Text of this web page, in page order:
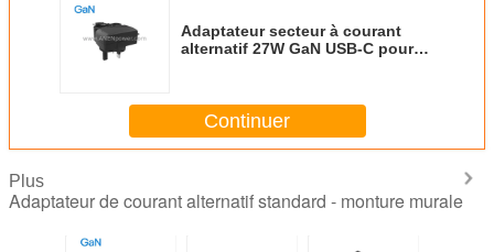
Adaptateur secteur à courant
alternatif 27W GaN USB-C pour
Continuer
Plus
Adaptateur de courant alternatif standard - monture murale